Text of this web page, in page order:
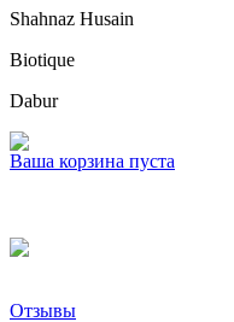
Shahnaz Husain
Biotique
Dabur
Ваша корзина пуста
Отзывы